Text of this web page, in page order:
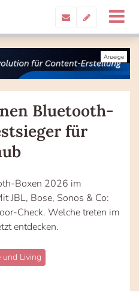
Bluetooth-
für
Boxen 2026 im
JBL, Bose, Sonos & Co:
Check. Welche treten im
entdecken.
und Living